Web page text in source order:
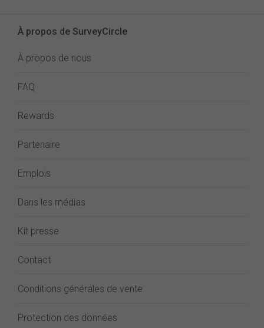
À propos de SurveyCircle
À propos de nous
FAQ
Rewards
Partenaire
Emplois
Dans les médias
Kit presse
Contact
Conditions générales de vente
Protection des données